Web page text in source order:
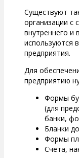
Существуют
организации с
внутреннего и
используются
предприятия.
Для
предприятию
Формы
(для
банки,
Бланки
Формы
Счета,